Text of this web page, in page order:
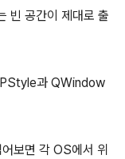
빈 공간이 제대로 출
과 QWindow
보면 각 OS에서 위